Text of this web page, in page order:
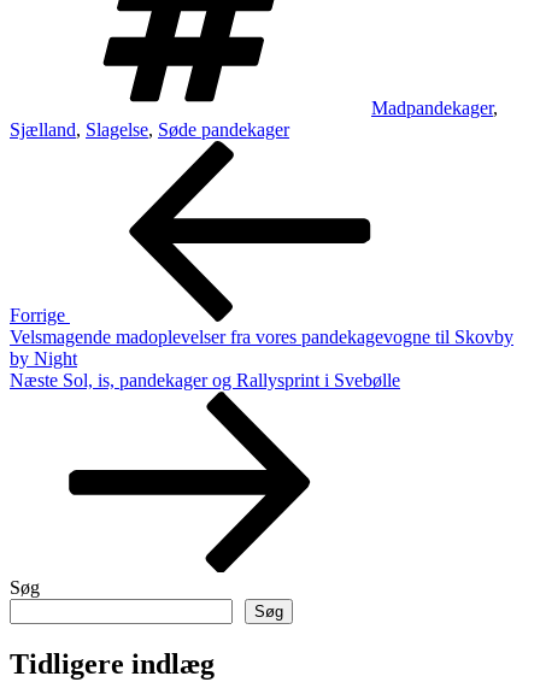
Madpandekager,
Sjælland, Slagelse, Søde pandekager
Indlægsnavigation
Forrige
Velsmagende madoplevelser fra vores pandekagevogne til Skovby
by Night
Næste
Næste Sol, is, pandekager og Rallysprint i Svebølle
Søg
Søg
Tidligere indlæg